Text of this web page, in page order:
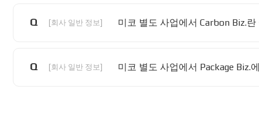
Q [회사 일반 정보] 미코 별도 사업에서 Carbon Biz.
Q [회사 일반 정보] 미코 별도 사업에서 Package Biz.